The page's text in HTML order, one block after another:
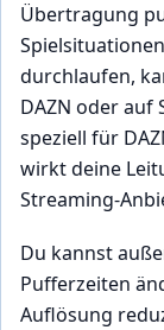
Übertragung
durchlaufen,
DAZN oder
speziell für
wirkt deine
Streaming-
Du kannst
Pufferzeiten
Auflösung